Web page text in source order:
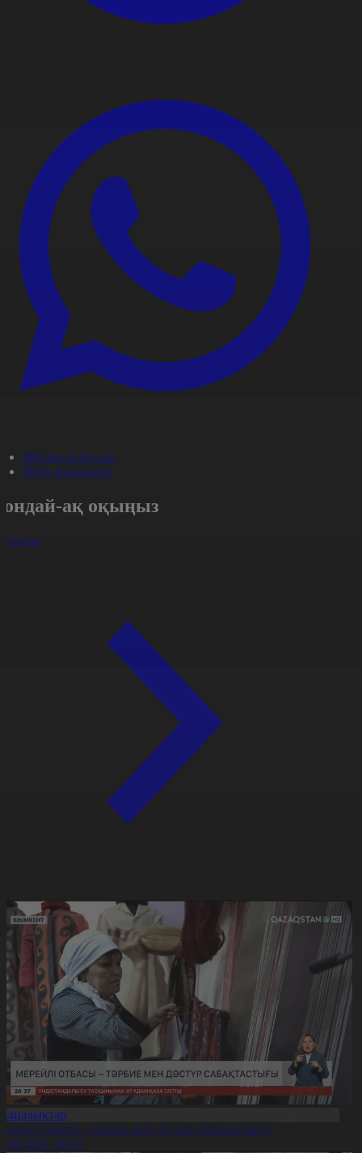
#Ресми оқиғалар
#Күн жаңалығы
ақ оқыңыз
отбасы – тәрбие мен дәстүр сабақтастығы
20:19